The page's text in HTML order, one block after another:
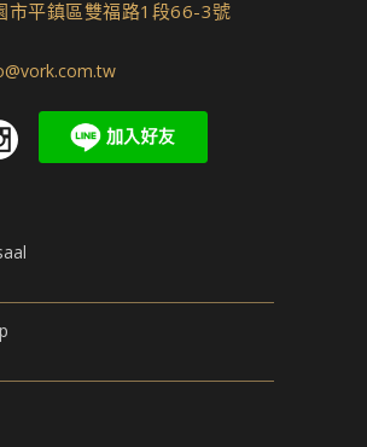
市平鎮區雙福路1段66-3號